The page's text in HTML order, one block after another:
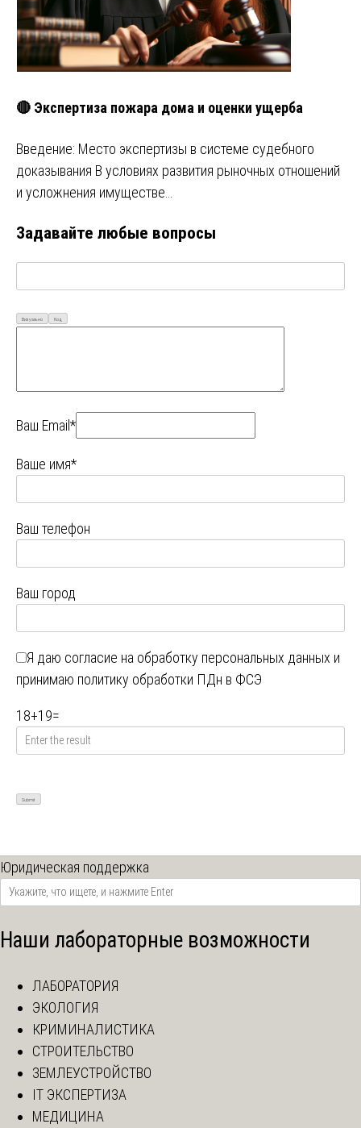
🔴 Экспертиза пожара дома и оценки ущерба
Введение: Место экспертизы в системе судебного
доказывания В условиях развития рыночных отношений
и усложнения имуществе…
Задавайте любые вопросы
Визуально Код
Ваш Email*
Ваше имя*
Ваш телефон
Ваш город
Я даю согласие на обработку персональных данных и
принимаю политику обработки ПДн в ФСЭ
18+19=
Юридическая поддержка
Наши лабораторные возможности
ЛАБОРАТОРИЯ
ЭКОЛОГИЯ
КРИМИНАЛИСТИКА
СТРОИТЕЛЬСТВО
ЗЕМЛЕУСТРОЙСТВО
IT ЭКСПЕРТИЗА
МЕДИЦИНА